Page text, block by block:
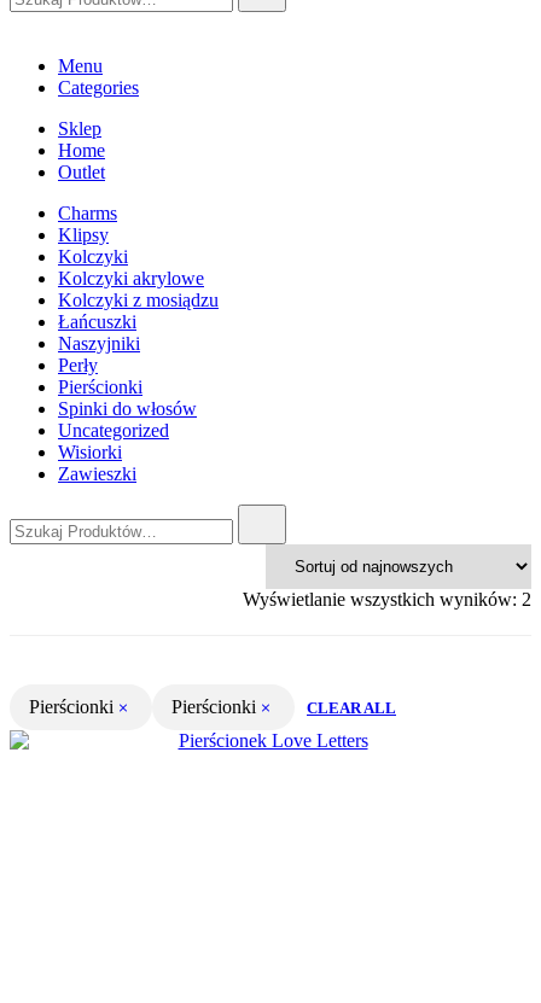
Menu
Categories
Sklep
Home
Outlet
Charms
Klipsy
Kolczyki
Kolczyki akrylowe
Kolczyki z mosiądzu
Łańcuszki
Naszyjniki
Perły
Pierścionki
Spinki do włosów
Uncategorized
Wisiorki
Zawieszki
Wyświetlanie wszystkich wyników: 2
Pierścionki Pierścionki CLEAR ALL